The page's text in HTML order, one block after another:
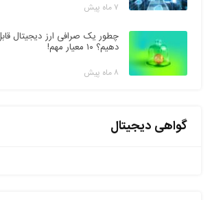
۷ ماه پیش
چطور یک صرافی ارز دیجیتال
دهیم؟ ۱۰ معیار مهم!
۸ ماه پیش
گواهی دیجیتال